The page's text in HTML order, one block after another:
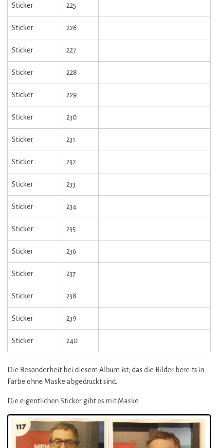
Sticker 225
Sticker 226
Sticker 227
Sticker 228
Sticker 229
Sticker 230
Sticker 231
Sticker 232
Sticker 233
Sticker 234
Sticker 235
Sticker 236
Sticker 237
Sticker 238
Sticker 239
Sticker 240
Die Besonderheit bei diesem Album ist, das die Bilder bereits in
Farbe ohne Maske abgedruckt sind.
Die eigentlichen Sticker gibt es mit Maske